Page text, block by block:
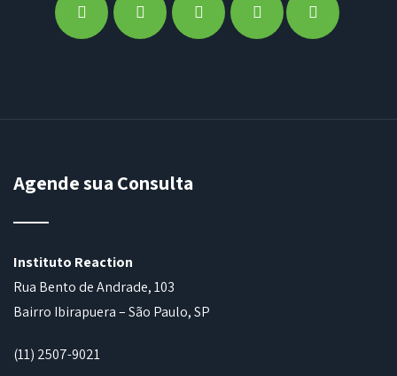
Agende sua Consulta
Instituto Reaction
Rua Bento de Andrade, 103
Bairro Ibirapuera – São Paulo, SP
(11) 2507-9021